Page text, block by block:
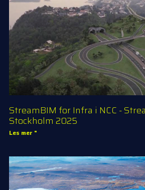
StreamBIM for Infra i NCC -
Stockholm 2025
Les mer "